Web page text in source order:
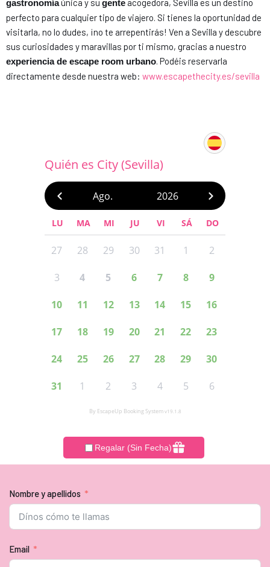
gastronomíaúnica y su gente acogedora, Sevilla es un destino
perfecto para cualquier tipo de viajero. Si tienes la oportunidad de
visitarla, no lo dudes, ¡no te arrepentirás! Ven a Sevilla y descubre
sus curiosidades y maravillas por ti mismo, gracias a nuestro
experiencia de escape room urbano. Podéis reservarla
directamente desde nuestra web: www.escapethecity.es/sevilla
Nombre y apellidos
Email